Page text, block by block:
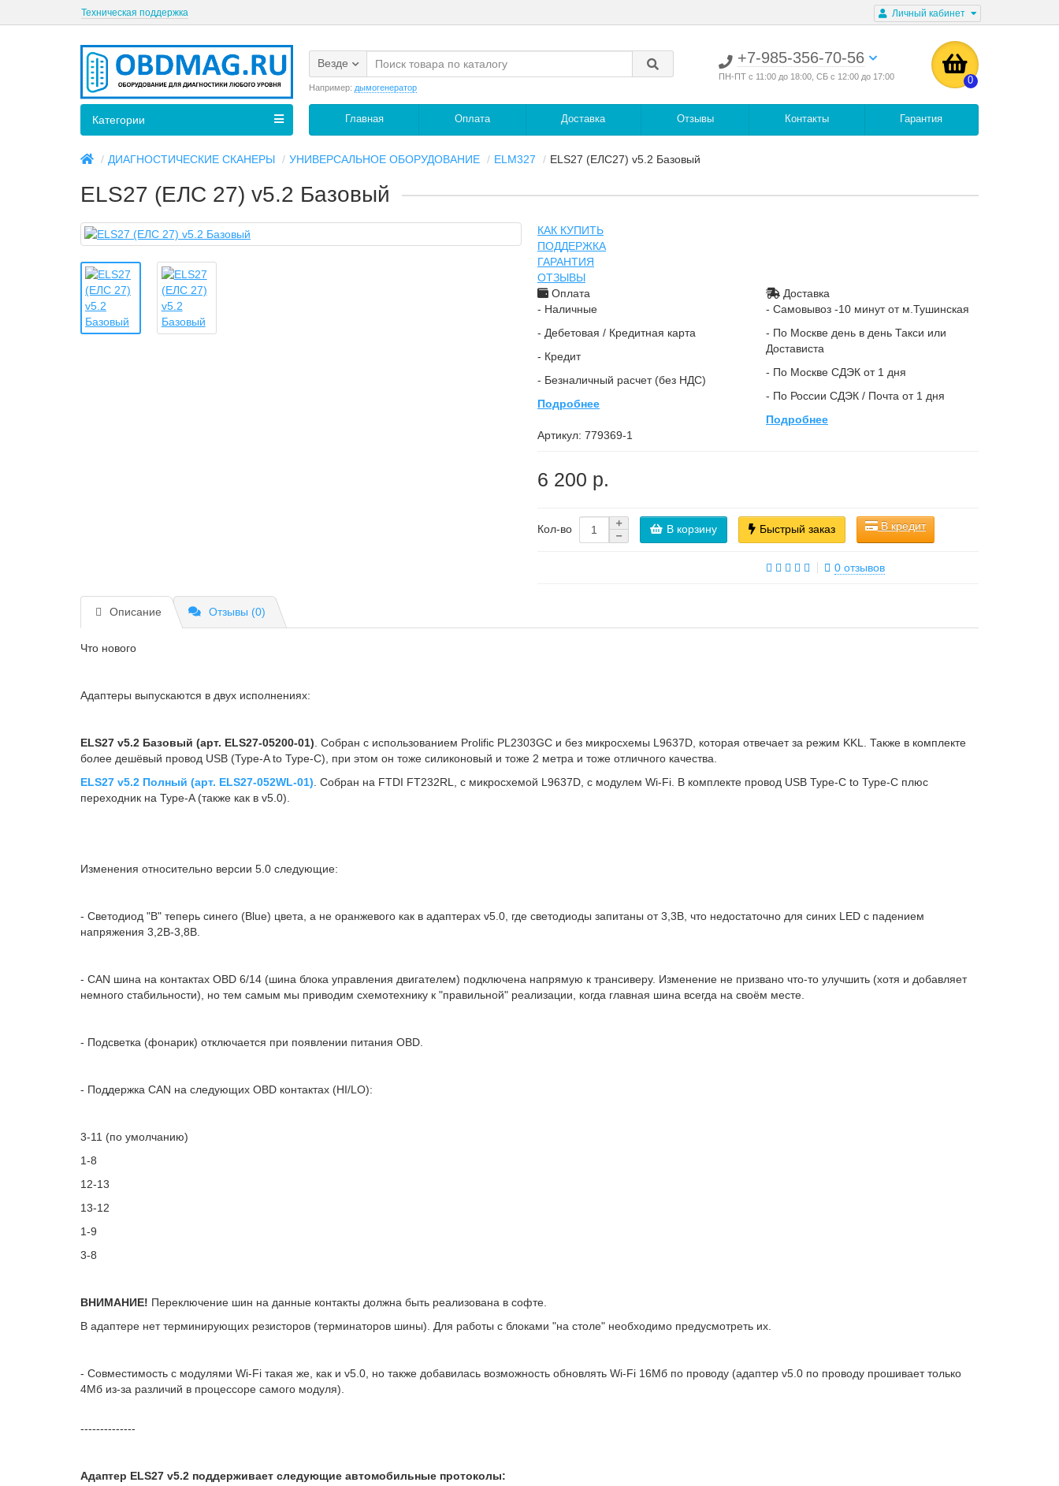
Личный кабинет
Техническая поддержка
+7-985-356-70-56
ПН-ПТ с 11:00 до 18:00, СБ с 12:00 до 17:00 0
Везде
Например: дымогенератор
Главная Оплата Доставка Отзывы Контакты Гарантия
Категории
ДИАГНОСТИЧЕСКИЕ СКАНЕРЫ УНИВЕРСАЛЬНОЕ ОБОРУДОВАНИЕ ELM327 ELS27 (ЕЛС27) v5.2 Базовый
ELS27 (ЕЛС 27) v5.2 Базовый
КАК КУПИТЬ
ПОДДЕРЖКА
ГАРАНТИЯ
ОТЗЫВЫ
Оплата
- Наличные
- Дебетовая / Кредитная карта
- Кредит
- Безналичный расчет (без НДС)
Подробнее
Доставка
- Самовывоз -10 минут от м.Тушинская
- По Москве день в день Такси или
Достависта
- По Москве СДЭК от 1 дня
- По России СДЭК / Почта от 1 дня
Подробнее
Артикул: 779369-1
6 200 р.
Кол-во В корзину Быстрый заказ В кредит
0 отзывов
Описание Отзывы (0)
Что нового
Адаптеры выпускаются в двух исполнениях:
ELS27 v5.2 Базовый (арт. ELS27-05200-01) . Собран с использованием Prolific PL2303GC и без микросхемы L9637D, которая отвечает за режим KKL. Также в комплекте
более дешёвый провод USB (Type-A to Type-C), при этом он тоже силиконовый и тоже 2 метра и тоже отличного качества.
ELS27 v5.2 Полный (арт. ELS27-052WL-01) . Собран на FTDI FT232RL, с микросхемой L9637D, с модулем Wi-Fi. В комплекте провод USB Type-C to Type-C плюс
переходник на Type-A (также как в v5.0).
Изменения относительно версии 5.0 следующие:
- Светодиод "B" теперь синего (Blue) цвета, а не оранжевого как в адаптерах v5.0, где светодиоды запитаны от 3,3В, что недостаточно для синих LED с падением
напряжения 3,2В-3,8В.
- CAN шина на контактах OBD 6/14 (шина блока управления двигателем) подключена напрямую к трансиверу. Изменение не призвано что-то улучшить (хотя и добавляет
немного стабильности), но тем самым мы приводим схемотехнику к "правильной" реализации, когда главная шина всегда на своём месте.
- Подсветка (фонарик) отключается при появлении питания OBD.
- Поддержка CAN на следующих OBD контактах (HI/LO):
3-11 (по умолчанию)
1-8
12-13
13-12
1-9
3-8
ВНИМАНИЕ! Переключение шин на данные контакты должна быть реализована в софте.
В адаптере нет терминирующих резисторов (терминаторов шины). Для работы с блоками "на столе" необходимо предусмотреть их.
- Совместимость с модулями Wi-Fi такая же, как и v5.0, но также добавилась возможность обновлять Wi-Fi 16Мб по проводу (адаптер v5.0 по проводу прошивает только
4Мб из-за различий в процессоре самого модуля).
--------------
Адаптер ELS27 v5.2 поддерживает следующие автомобильные протоколы: